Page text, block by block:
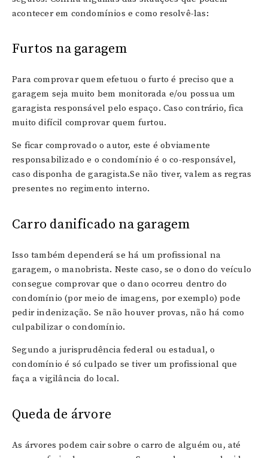
acontecer em condomínios e como resolvê-las:
Furtos na garagem
Para comprovar quem efetuou o furto é preciso que a
garagem seja muito bem monitorada e/ou possua um
garagista responsável pelo espaço. Caso contrário, fica
muito difícil comprovar quem furtou.
Se ficar comprovado o autor, este é obviamente
responsabilizado e o condomínio é o co-responsável,
caso disponha de garagista.Se não tiver, valem as regras
presentes no regimento interno.
Carro danificado na garagem
Isso também dependerá se há um profissional na
garagem, o manobrista. Neste caso, se o dono do veículo
consegue comprovar que o dano ocorreu dentro do
condomínio (por meio de imagens, por exemplo) pode
pedir indenização. Se não houver provas, não há como
culpabilizar o condomínio.
Segundo a jurisprudência federal ou estadual, o
condomínio é só culpado se tiver um profissional que
faça a vigilância do local.
Queda de árvore
As árvores podem cair sobre o carro de alguém ou, até